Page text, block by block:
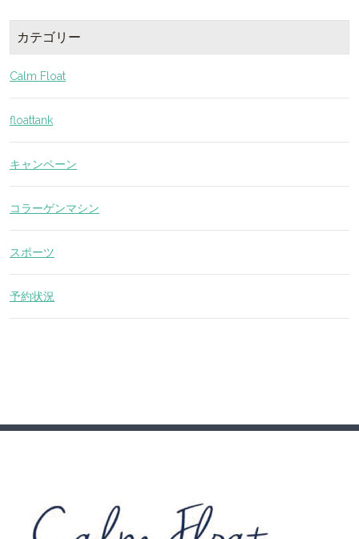
カテゴリー
Calm Float
floattank
キャンペーン
コラーゲンマシン
スポーツ
予約状況